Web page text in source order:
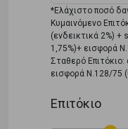
*Ελάχιστο ποσό
Κυμαινόμενο
(ενδεικτικά 2%) +
1,75%)+ εισφορά
Σταθερό Επιτόκιο:
εισφορά Ν.128/75
Επιτόκιο